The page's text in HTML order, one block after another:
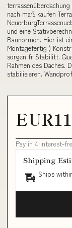
nach maß kaufen
und eine
Baunormen. Hier ist
Montagefertig )
sorgen fr Stabilitt.
Rahmen des Daches.
stabilisieren.
Pay in 4 interest-
Shipping
Ships